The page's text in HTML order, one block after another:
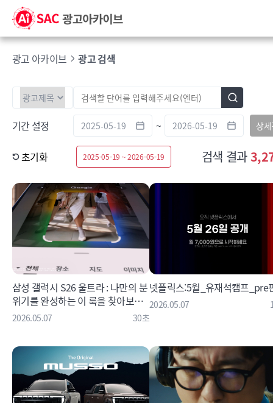
광고 아카이브 광고 검색
기간 설정 ~ 상
초기화 2025-05-19 ~ 2026-05-19 검색 결과
삼성 갤럭시 S26 울트라 : 나만의 분
위기를 완성하는 이 룩을 찾아보세
요 편
2026.05.07 30초
넷플릭스:5월_유재석캠프_pre
2026.05.07